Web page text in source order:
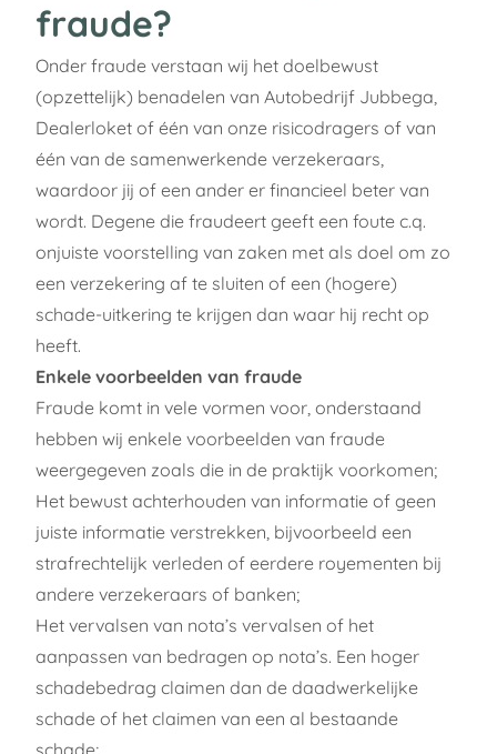
fraude?
Onder fraude verstaan wij het doelbewust
(opzettelijk) benadelen van Autobedrijf Jubbega,
Dealerloket of één van onze risicodragers of van
één van de samenwerkende verzekeraars,
waardoor jij of een ander er financieel beter van
wordt. Degene die fraudeert geeft een foute c.q.
onjuiste voorstelling van zaken met als doel om zo
een verzekering af te sluiten of een (hogere)
schade-uitkering te krijgen dan waar hij recht op
heeft.
Enkele voorbeelden van fraude
Fraude komt in vele vormen voor, onderstaand
hebben wij enkele voorbeelden van fraude
weergegeven zoals die in de praktijk voorkomen;
Het bewust achterhouden van informatie of geen
juiste informatie verstrekken, bijvoorbeeld een
strafrechtelijk verleden of eerdere royementen bij
andere verzekeraars of banken;
Het vervalsen van nota’s vervalsen of het
aanpassen van bedragen op nota’s. Een hoger
schadebedrag claimen dan de daadwerkelijke
schade of het claimen van een al bestaande
schade;